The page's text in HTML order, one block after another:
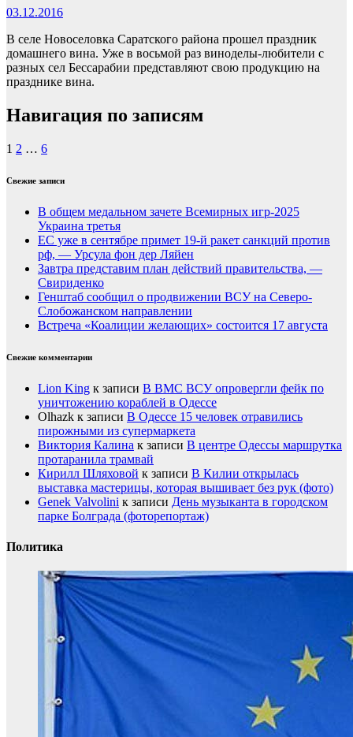
03.12.2016
В селе Новоселовка Саратского района прошел праздник
домашнего вина. Уже в восьмой раз виноделы-любители с
разных сел Бессарабии представляют свою продукцию на
празднике вина.
Навигация по записям
1 2 … 6
Свежие записи
В общем медальном зачете Всемирных игр-2025
Украина третья
ЕС уже в сентябре примет 19-й ракет санкций против
рф, — Урсула фон дер Ляйен
Завтра представим план действий правительства, —
Свириденко
Генштаб сообщил о продвижении ВСУ на Северо-
Слобожанском направлении
Встреча «Коалиции желающих» состоится 17 августа
Свежие комментарии
Lion King к записи В ВМС ВСУ опровергли фейк по
уничтожению кораблей в Одессе
Olhazk к записи В Одессе 15 человек отравились
пирожными из супермаркета
Виктория Калина к записи В центре Одессы маршрутка
протаранила трамвай
Кирилл Шляховой к записи В Килии открылась
выставка мастерицы, которая вышивает без рук (фото)
Genek Valvolini к записи День музыканта в городском
парке Болграда (фоторепортаж)
Политика